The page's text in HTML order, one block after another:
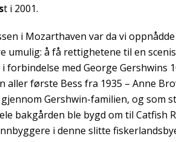
t i 2001.
i Mozarthaven var da vi
umulig: å få rettighetene til en
i forbindelse med George Gershwins
aller første Bess fra 1935 – Anne
Gershwin-familien, og som
bakgården ble bygd om til Catfish
i denne slitte